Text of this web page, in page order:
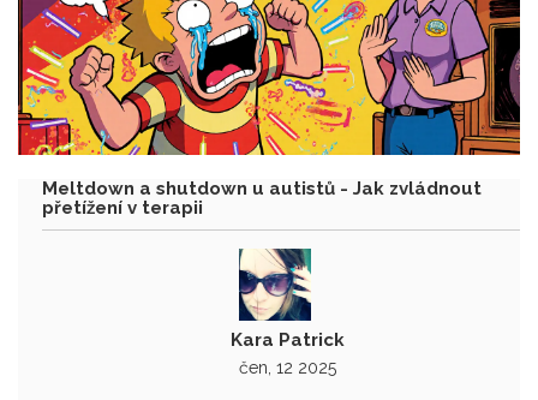
Meltdown a shutdown u autistů - Jak zvládnout
přetížení v terapii
Kara Patrick
čen, 12 2025